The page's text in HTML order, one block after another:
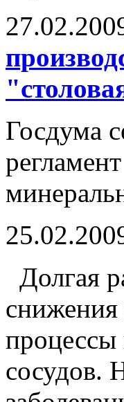
Госдума
Долгая
процессы
сосудов.